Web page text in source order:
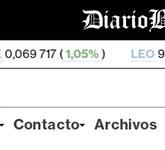
LEO9,76 (0,12% ZEC
Contacto Archivos